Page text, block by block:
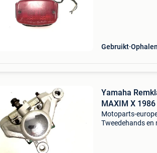
Gebruikt
Yamaha
MAXIM X 1986
Motoparts-
Tweedehands en